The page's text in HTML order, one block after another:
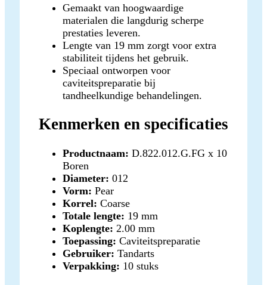
Gemaakt van hoogwaardige
materialen die langdurig scherpe
prestaties leveren.
Lengte van 19 mm zorgt voor extra
stabiliteit tijdens het gebruik.
Speciaal ontworpen voor
caviteitspreparatie bij
tandheelkundige behandelingen.
Kenmerken en specificaties
Productnaam: D.822.012.G.FG x 10
Boren
Diameter: 012
Vorm: Pear
Korrel: Coarse
Totale lengte: 19 mm
Koplengte: 2.00 mm
Toepassing: Caviteitspreparatie
Gebruiker: Tandarts
Verpakking: 10 stuks